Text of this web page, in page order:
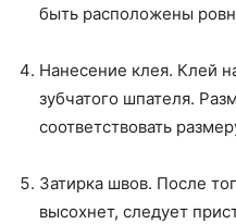
быть расположены
Нанесение клея. Клей
зубчатого шпателя.
соответствовать
Затирка швов. После
высохнет, следует